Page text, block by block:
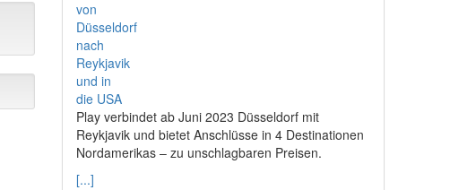
Play verbindet ab Juni 2023 Düsseldorf mit
Reykjavik und bietet Anschlüsse in 4 Destinationen
Nordamerikas – zu unschlagbaren Preisen.
[...]